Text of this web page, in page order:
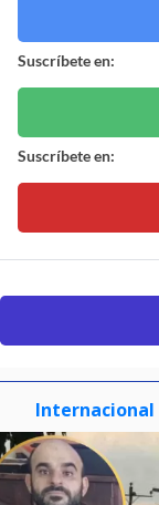
Suscríbete en:
Suscríbete en:
Internacional